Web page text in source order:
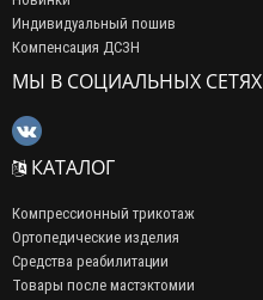
Индивидуальный пошив
Компенсация ДСЗН
МЫ В СОЦИАЛЬНЫХ СЕТЯХ
КАТАЛОГ
Компрессионный трикотаж
Ортопедические изделия
Средства реабилитации
Товары после мастэктомии